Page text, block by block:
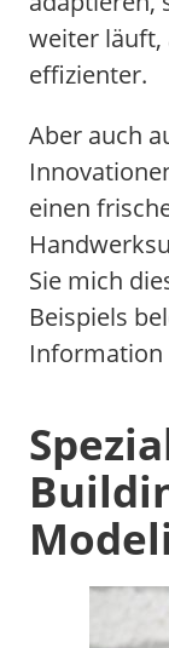
weiter läuft,
effizienter.
Aber auch
einen
Sie mich
Beispiels
Information